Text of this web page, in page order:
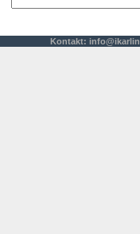
Kontakt: